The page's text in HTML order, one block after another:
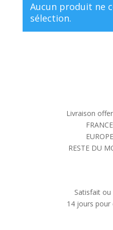
Aucun produit ne
sélection.
Livraison
RESTE DU
Satisfait ou
14 jours pour